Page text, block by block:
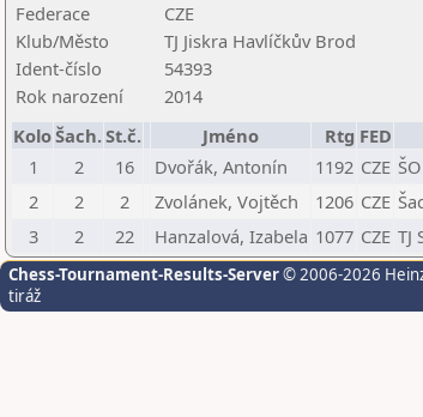
Federace
CZE
Klub/Město
TJ Jiskra Havlíčkův Brod
Ident-číslo
54393
Rok narození
2014
KoloŠach.St.č. Jméno Rtg FED
1
2 16 Dvořák, Antonín 1192 CZE
2
2 2 Zvolánek, Vojtěch 1206 CZE
3
2 22 Hanzalová, Izabela 1077 CZE TJ
Chess-Tournament-Results-Server© 2006-2026
tiráž